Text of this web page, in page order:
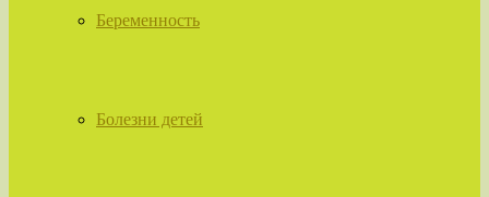
Беременность
Болезни детей